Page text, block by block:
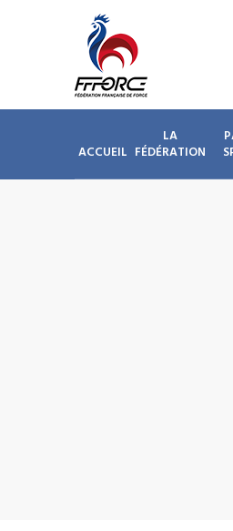
ACCUEIL
LA
FÉDÉRATION